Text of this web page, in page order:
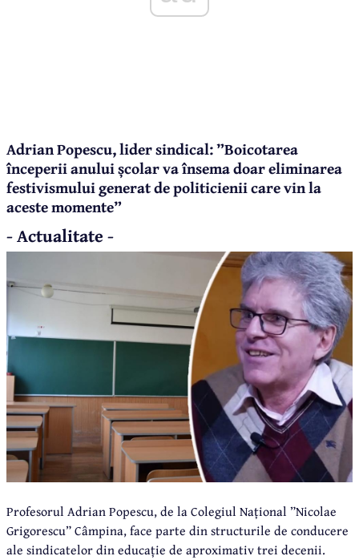
Adrian Popescu, lider sindical: ”Boicotarea
începerii anului școlar va însema doar eliminarea
festivismului generat de politicienii care vin la
aceste momente”
- Actualitate -
Profesorul Adrian Popescu, de la Colegiul Național ”Nicolae
Grigorescu” Câmpina, face parte din structurile de conducere
ale sindicatelor din educație de aproximativ trei decenii.